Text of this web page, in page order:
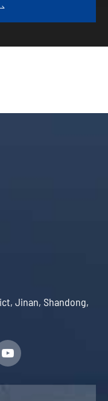
Jinan, Shandong,